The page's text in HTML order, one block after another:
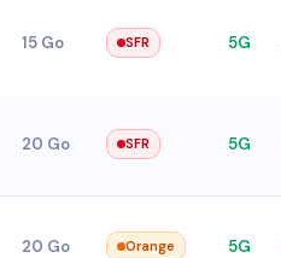
15 Go SFR 5G
20 Go SFR 5G
20 Go Orange 5G